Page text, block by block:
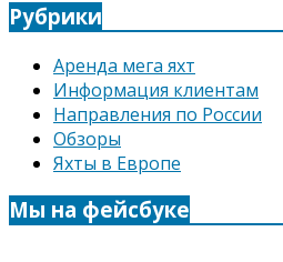
Рубрики
Аренда мега яхт
Информация клиентам
Направления по России
Обзоры
Яхты в Европе
Мы на фейсбуке